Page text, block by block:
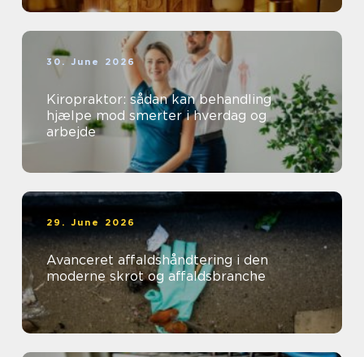
30. June 2026
Kiropraktor: sådan kan behandling
hjælpe mod smerter i hverdag og
arbejde
29. June 2026
Avanceret affaldshåndtering i den
moderne skrot og affaldsbranche